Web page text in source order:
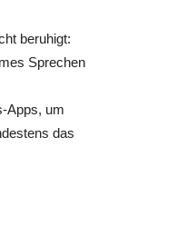
beruhigt:
Sprechen
Apps, um
das